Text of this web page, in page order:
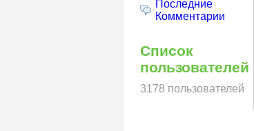
Последние
Комментарии
Список
пользователей
3178 пользователей